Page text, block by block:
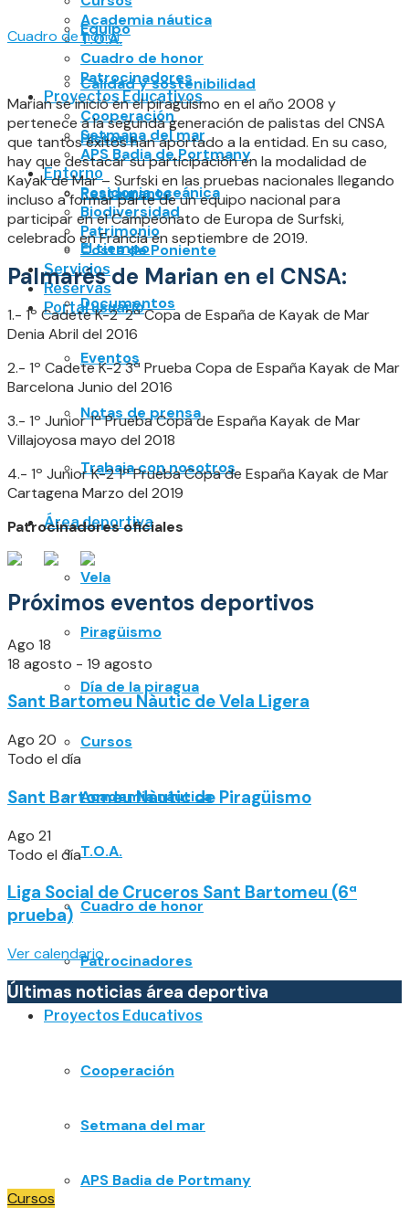
Academia náutica
T.O.A.
Cuadro de honor
Patrocinadores
Proyectos Educativos
Cooperación
Setmana del mar
APS Badia de Portmany
Entorno
Posidonia oceánica
Biodiversidad
Patrimonio
Costa de Poniente
Servicios
Reservas
Portal usuario
Equipo
Calidad y sostenibilidad
Historia
Restaurante
El tiempo
Documentos
Eventos
Notas de prensa
Trabaja con nosotros
Área deportiva
Vela
Piragüismo
Día de la piragua
Cursos
Academia náutica
T.O.A.
Cuadro de honor
Patrocinadores
Proyectos Educativos
Cooperación
Setmana del mar
APS Badia de Portmany
Cuadro de honor
Marian se inició en el piragüismo en el año 2008 y
pertenece a la segunda generación de palistas del CNSA
que tantos éxitos han aportado a la entidad. En su caso,
hay que destacar su participación en la modalidad de
Kayak de Mar – Surfski en las pruebas nacionales llegando
incluso a formar parte de un equipo nacional para
participar en el Campeonato de Europa de Surfski,
celebrado en Francia en septiembre de 2019.
Palmarés de Marian en el CNSA:
1.- 1º Cadete K-2 2ª Copa de España de Kayak de Mar
Denia Abril del 2016
2.- 1º Cadete K-2 3ª Prueba Copa de España Kayak de Mar
Barcelona Junio del 2016
3.- 1º Junior 1ª Prueba Copa de España Kayak de Mar
Villajoyosa mayo del 2018
4.- 1º Junior K-2 1ª Prueba Copa de España Kayak de Mar
Cartagena Marzo del 2019
Patrocinadores oficiales
Próximos eventos deportivos
Ago 18
18 agosto - 19 agosto
Sant Bartomeu Nàutic de Vela Ligera
Ago 20
Todo el día
Sant Bartomeu Nàutic de Piragüismo
Ago 21
Todo el día
Liga Social de Cruceros Sant Bartomeu (6ª
prueba)
Ver calendario
Últimas noticias área deportiva
Cursos